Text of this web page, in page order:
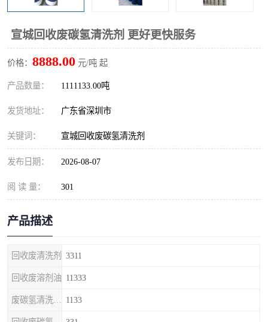
宣城回收废碳氢清洗剂 更好更快服务
价格： 8888.00 元/吨 起
产品数量： 1111133.00吨
发货地址： 广东省深圳市
关键词： 宣城回收废碳氢清洗剂
发布日期： 2026-08-07
阅 读 量： 301
产品描述
回收废清洗剂 3311
回收废溶剂油 11333
1133